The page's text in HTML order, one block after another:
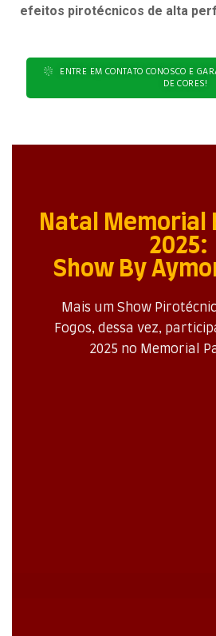
efeitos pirotécnicos de alta
ENTRE EM CONTATO CONOSCO E
DE CORES!
Natal Memorial
2025:
Show By
Mais um Show
Fogos, dessa vez,
2025 no Memorial